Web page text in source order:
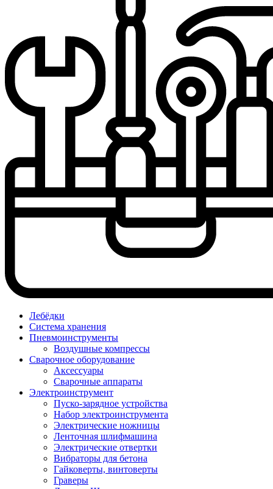
Лебёдки
Система хранения
Пневмоинструменты
Воздушные компрессы
Сварочное оборудование
Аксессуары
Сварочные аппараты
Электроинструмент
Пуско-зарядное устройства
Набор электроинструмента
Электрические ножницы
Ленточная шлифмашина
Электрические отвертки
Вибраторы для бетона
Гайковерты, винтоверты
Граверы